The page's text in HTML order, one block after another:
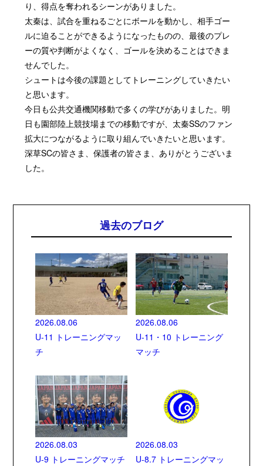
り、得点を奪われるシーンがありました。
太秦は、試合を重ねるごとにボールを動かし、相手ゴー
ルに迫ることができるようになったものの、最後のプレ
ーの質や判断がよくなく、ゴールを決めることはできま
せんでした。
シュートは今後の課題としてトレーニングしていきたい
と思います。
今日も公共交通機関移動で多くの学びがありました。明
日も園部陸上競技場までの移動ですが、太秦SSのファン
拡大につながるように取り組んでいきたいと思います。
深草SCの皆さま、保護者の皆さま、ありがとうございま
した。
過去のブログ
2026.08.06
U-11 トレーニングマッ
チ
2026.08.06
U-11・10 トレーニング
マッチ
2026.08.03
U-9 トレーニングマッチ
2026.08.03
U-8.7 トレーニングマッ